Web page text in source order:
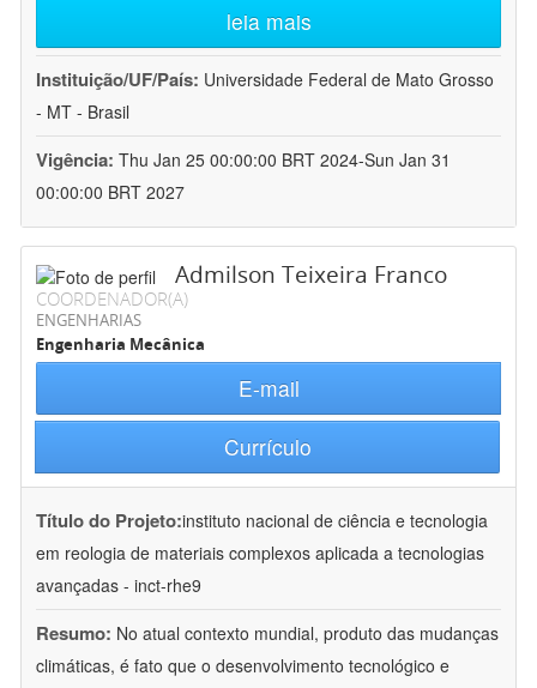
leia mais
Instituição/UF/País: Universidade Federal de Mato Grosso
- MT - Brasil
Vigência: Thu Jan 25 00:00:00 BRT 2024-Sun Jan 31
00:00:00 BRT 2027
Admilson Teixeira Franco
COORDENADOR(A)
ENGENHARIAS
Engenharia Mecânica
E-mail
Currículo
Título do Projeto:instituto nacional de ciência e tecnologia
em reologia de materiais complexos aplicada a tecnologias
avançadas - inct-rhe9
Resumo: No atual contexto mundial, produto das mudanças
climáticas, é fato que o desenvolvimento tecnológico e